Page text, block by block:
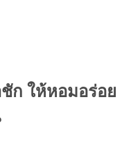
ก ให้หอมอร่อย